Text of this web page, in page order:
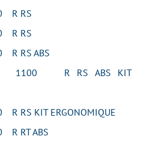
R RS
R RS
RS ABS
1100 R RS ABS KIT
RS KIT ERGONOMIQUE
RT ABS